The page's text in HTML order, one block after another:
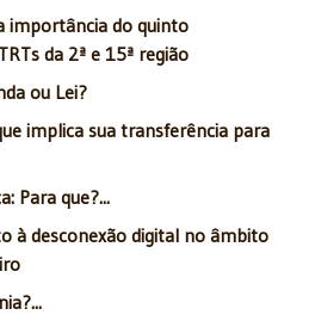
importância do quinto
da 2ª e 15ª região
ou Lei?
implica sua transferência para
Para que?...
à desconexão digital no âmbito